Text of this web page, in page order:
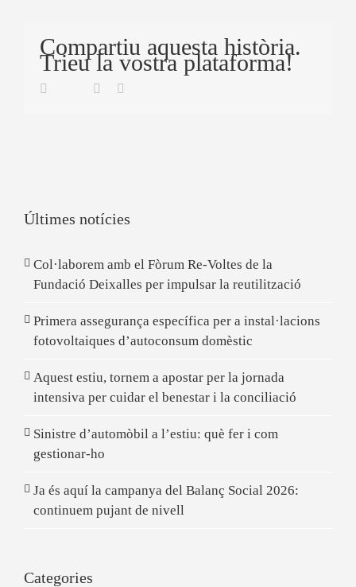
Compartiu aquesta història.
Trieu la vostra plataforma!
Facebook
TwitterLinkedin
Últimes notícies
Col·laborem amb el Fòrum Re-Voltes de la
Fundació Deixalles per impulsar la reutilització
Primera assegurança específica per a instal·lacions
fotovoltaiques d’autoconsum domèstic
Aquest estiu, tornem a apostar per la jornada
intensiva per cuidar el benestar i la conciliació
Sinistre d’automòbil a l’estiu: què fer i com
gestionar-ho
Ja és aquí la campanya del Balanç Social 2026:
continuem pujant de nivell
Categories